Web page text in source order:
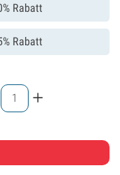
Rabatt
Rabatt
+